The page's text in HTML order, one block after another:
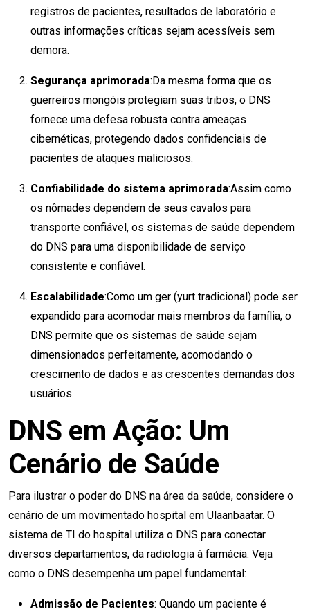
registros de pacientes, resultados de laboratório e
outras informações críticas sejam acessíveis sem
demora.
Segurança aprimorada:Da mesma forma que os
guerreiros mongóis protegiam suas tribos, o DNS
fornece uma defesa robusta contra ameaças
cibernéticas, protegendo dados confidenciais de
pacientes de ataques maliciosos.
Confiabilidade do sistema aprimorada:Assim como
os nômades dependem de seus cavalos para
transporte confiável, os sistemas de saúde dependem
do DNS para uma disponibilidade de serviço
consistente e confiável.
Escalabilidade:Como um ger (yurt tradicional) pode ser
expandido para acomodar mais membros da família, o
DNS permite que os sistemas de saúde sejam
dimensionados perfeitamente, acomodando o
crescimento de dados e as crescentes demandas dos
usuários.
DNS em Ação: Um
Cenário de Saúde
Para ilustrar o poder do DNS na área da saúde, considere o
cenário de um movimentado hospital em Ulaanbaatar. O
sistema de TI do hospital utiliza o DNS para conectar
diversos departamentos, da radiologia à farmácia. Veja
como o DNS desempenha um papel fundamental:
Admissão de Pacientes: Quando um paciente é